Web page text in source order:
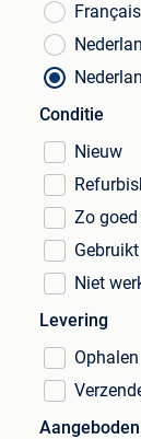
Français
Conditie
Nieuw
Zo
Gebruikt
Niet
Levering
Ophalen